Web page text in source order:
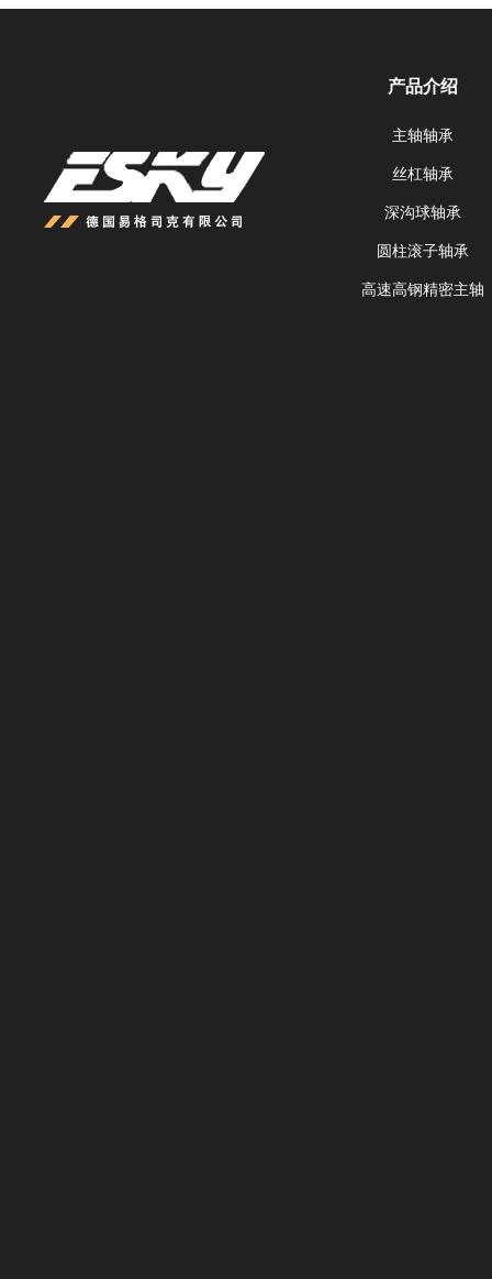
产品介绍
主轴轴承
丝杠轴承
深沟球轴承
圆柱滚子轴承
高速高钢精密主轴